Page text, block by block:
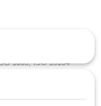
1085, ISO 10104